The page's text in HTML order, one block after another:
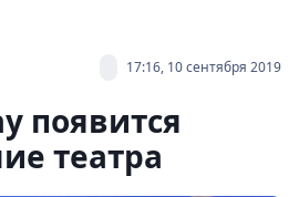
17:16, 10 сентября 2019
появится
театра